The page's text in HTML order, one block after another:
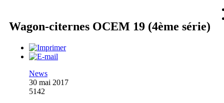
Wagon-citernes OCEM 19 (4ème série)
News
30 mai 2017
5142